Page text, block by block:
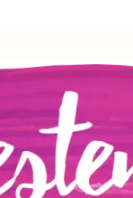
sauber &